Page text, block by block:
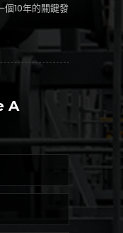
個10年的關鍵發
A